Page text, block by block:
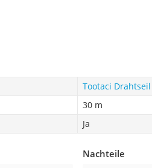
Tootaci Drahtseil
30 m
Ja
Nachteile